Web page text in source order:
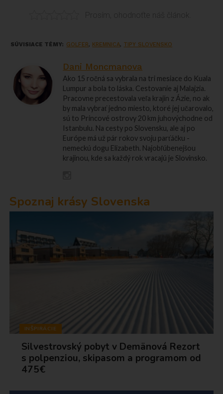
SÚVISIACE TÉMY: GOLFER, KREMNICA, TIPY SLOVENSKO
Dani Moncmanova
Ako 15 ročná sa vybrala na tri mesiace do Kuala
Lumpur a bola to láska. Cestovanie aj Malajzia.
Pracovne precestovala veľa krajín z Ázie, no ak
by mala vybrať jedno miesto, ktoré jej učarovalo,
sú to Princové ostrovy 20 km juhovýchodne od
Istanbulu. Na cesty po Slovensku, ale aj po
Európe má už pár rokov svoju parťáčku -
nemeckú dogu Elizabeth. Najobľúbenejšou
krajinou, kde sa každý rok vracajú je Slovinsko.
Spoznaj krásy Slovenska
INŠPIRÁCIE
Silvestrovský pobyt v Demänová Rezort
s polpenziou, skipasom a programom od
475€